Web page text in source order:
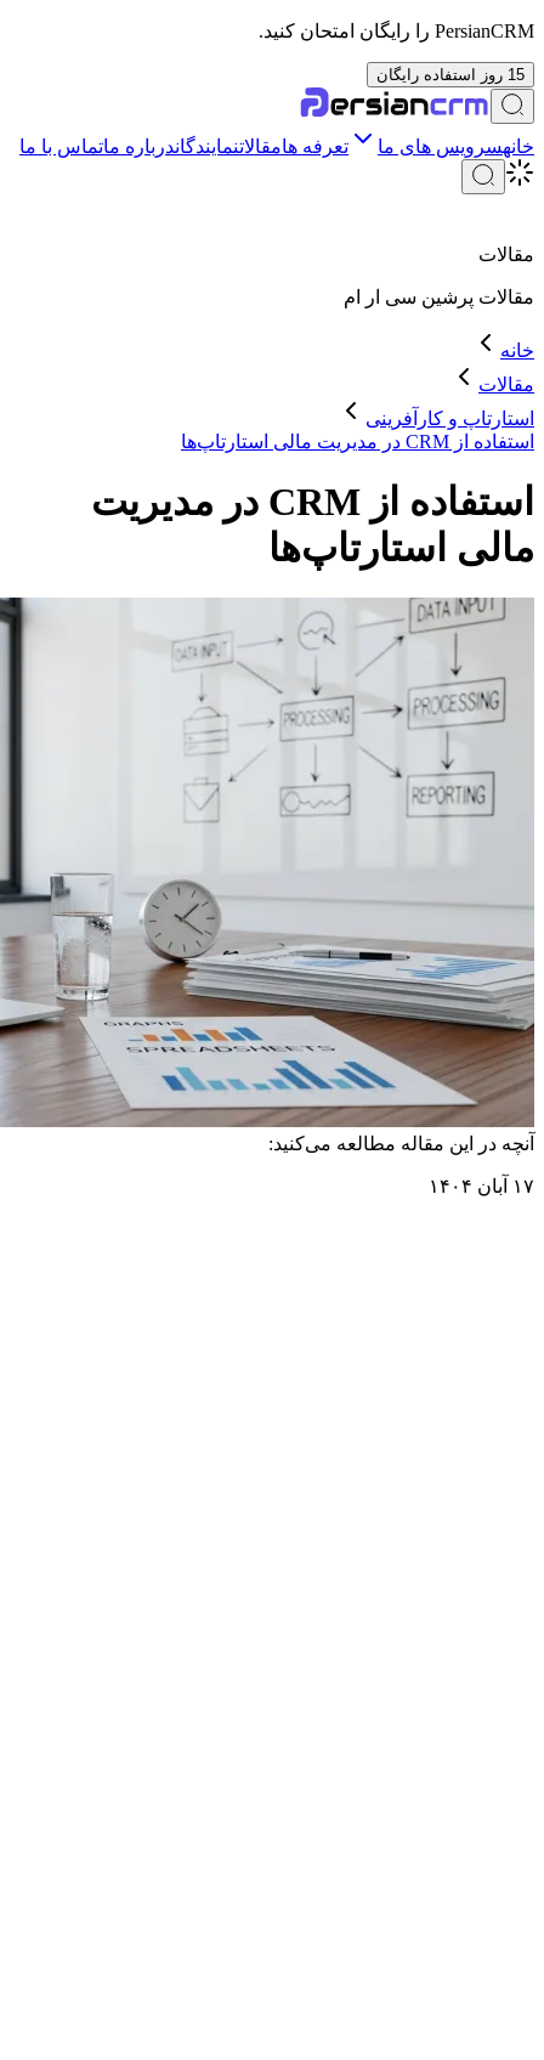
PersianCRM را رایگان امتحان کنید.
15 روز استفاده رایگان
خانهسرویس های ما تعرفه هامقالاتنمایندگاندرباره ماتماس با ما
مقالات
مقالات پرشین سی ار ام
خانه
مقالات
استارتاپ و کارآفرینی
استفاده از CRM در مدیریت مالی استارتاپ‌ها
استفاده از CRM در مدیریت
مالی استارتاپ‌ها
آنچه در این مقاله مطالعه می‌کنید:
۱۷ آبان ۱۴۰۴